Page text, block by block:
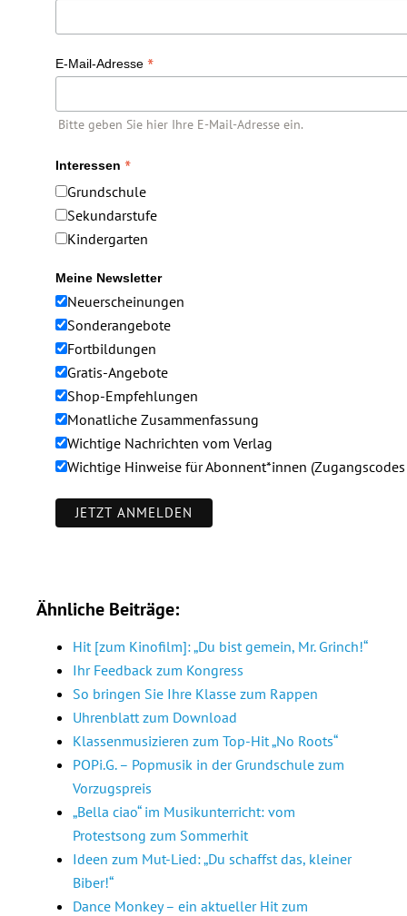
E-Mail-Adresse *
Bitte geben Sie hier Ihre E-Mail-Adresse ein.
Interessen *
Grundschule
Sekundarstufe
Kindergarten
Meine Newsletter
Neuerscheinungen
Sonderangebote
Fortbildungen
Gratis-Angebote
Shop-Empfehlungen
Monatliche Zusammenfassung
Wichtige Nachrichten vom Verlag
Wichtige Hinweise für Abonnent*innen (Zugangscodes
Ähnliche Beiträge:
Hit [zum Kinofilm]: „Du bist gemein, Mr. Grinch!“
Ihr Feedback zum Kongress
So bringen Sie Ihre Klasse zum Rappen
Uhrenblatt zum Download
Klassenmusizieren zum Top-Hit „No Roots“
POPi.G. – Popmusik in der Grundschule zum
Vorzugspreis
„Bella ciao“ im Musikunterricht: vom
Protestsong zum Sommerhit
Ideen zum Mut-Lied: „Du schaffst das, kleiner
Biber!“
Dance Monkey – ein aktueller Hit zum